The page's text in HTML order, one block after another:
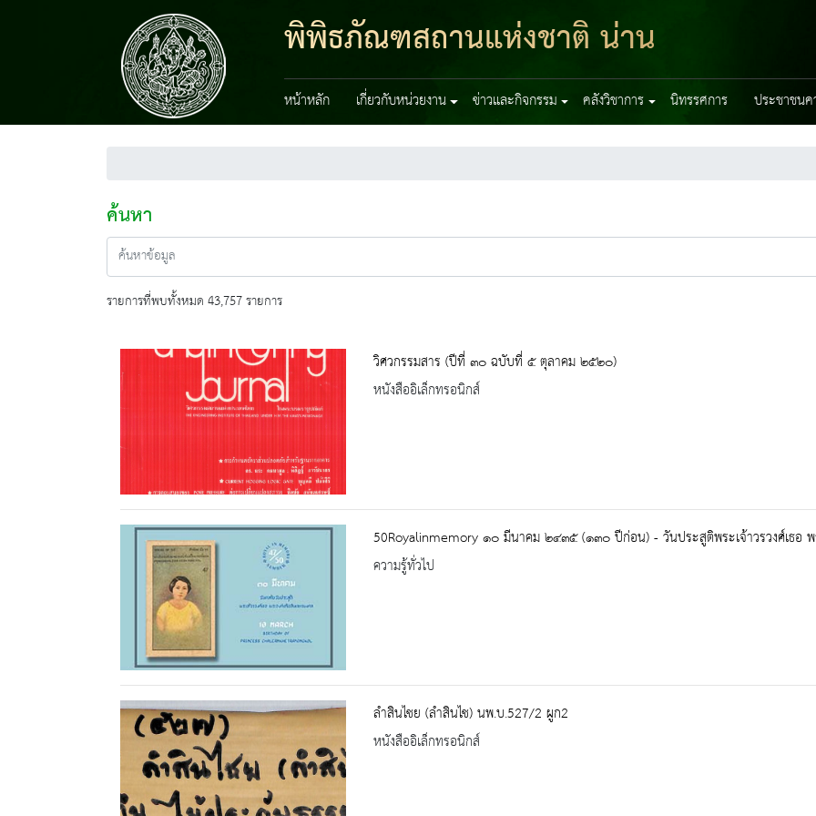
พิพิธภัณฑสถานแห่งชาติ น่าน
หน้าหลัก เกี่ยวกับหน่วยงาน ข่าวและกิจกรรม คลังวิชาการ นิทรรศการ ประชาชน
ค้นหา
รายการที่พบทั้งหมด 43,757 รายการ
วิศวกรรมสาร (ปีที่ ๓๐ ฉบับที่ ๕ ตุลาคม ๒๕๒๐)
หนังสืออิเล็กทรอนิกส์
50Royalinmemory ๑๐ มีนาคม ๒๔๓๕ (๑๓๐ ปีก่อน) - วันประสูติพระเจ้าวรวงศ์เธอ พร
ความรู้ทั่วไป
ลำสินไชย (ลำสินไช) นพ.บ.527/2 ผูก2
หนังสืออิเล็กทรอนิกส์